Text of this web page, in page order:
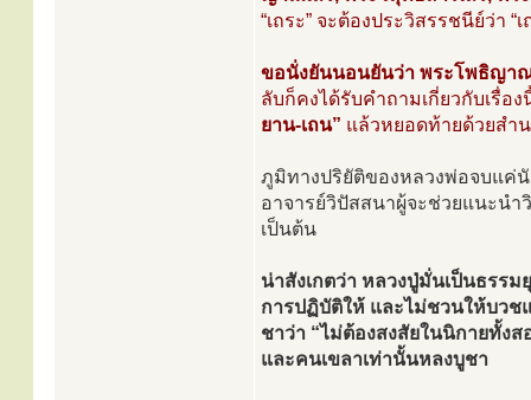
“เถระ” จะต้องประวิสรรชนีย์ว่า “เ
ขอนั่งยันนอนยันว่า พระโพธิญาณ
ลับก็คงได้รับคำถามเกี่ยวกับเรื่อ
ยาน-เถน” แล้วหยอดท้ายด้วยสำ
ภูมิทางปริยัติของหลวงพ่อจบแค่
อาจารย์วิปัสสนาผู้จะช่วยแนะน
เป็นต้น
น่าสังเกตว่า หลวงปู่มั่นเป็นธรร
การปฏิบัติให้ และไม่ชวนให้บวช
ชาว่า “ไม่ต้องสงสัยในนิกายทั้ง
และคนเขลาเท่านั้นหลงบูชา